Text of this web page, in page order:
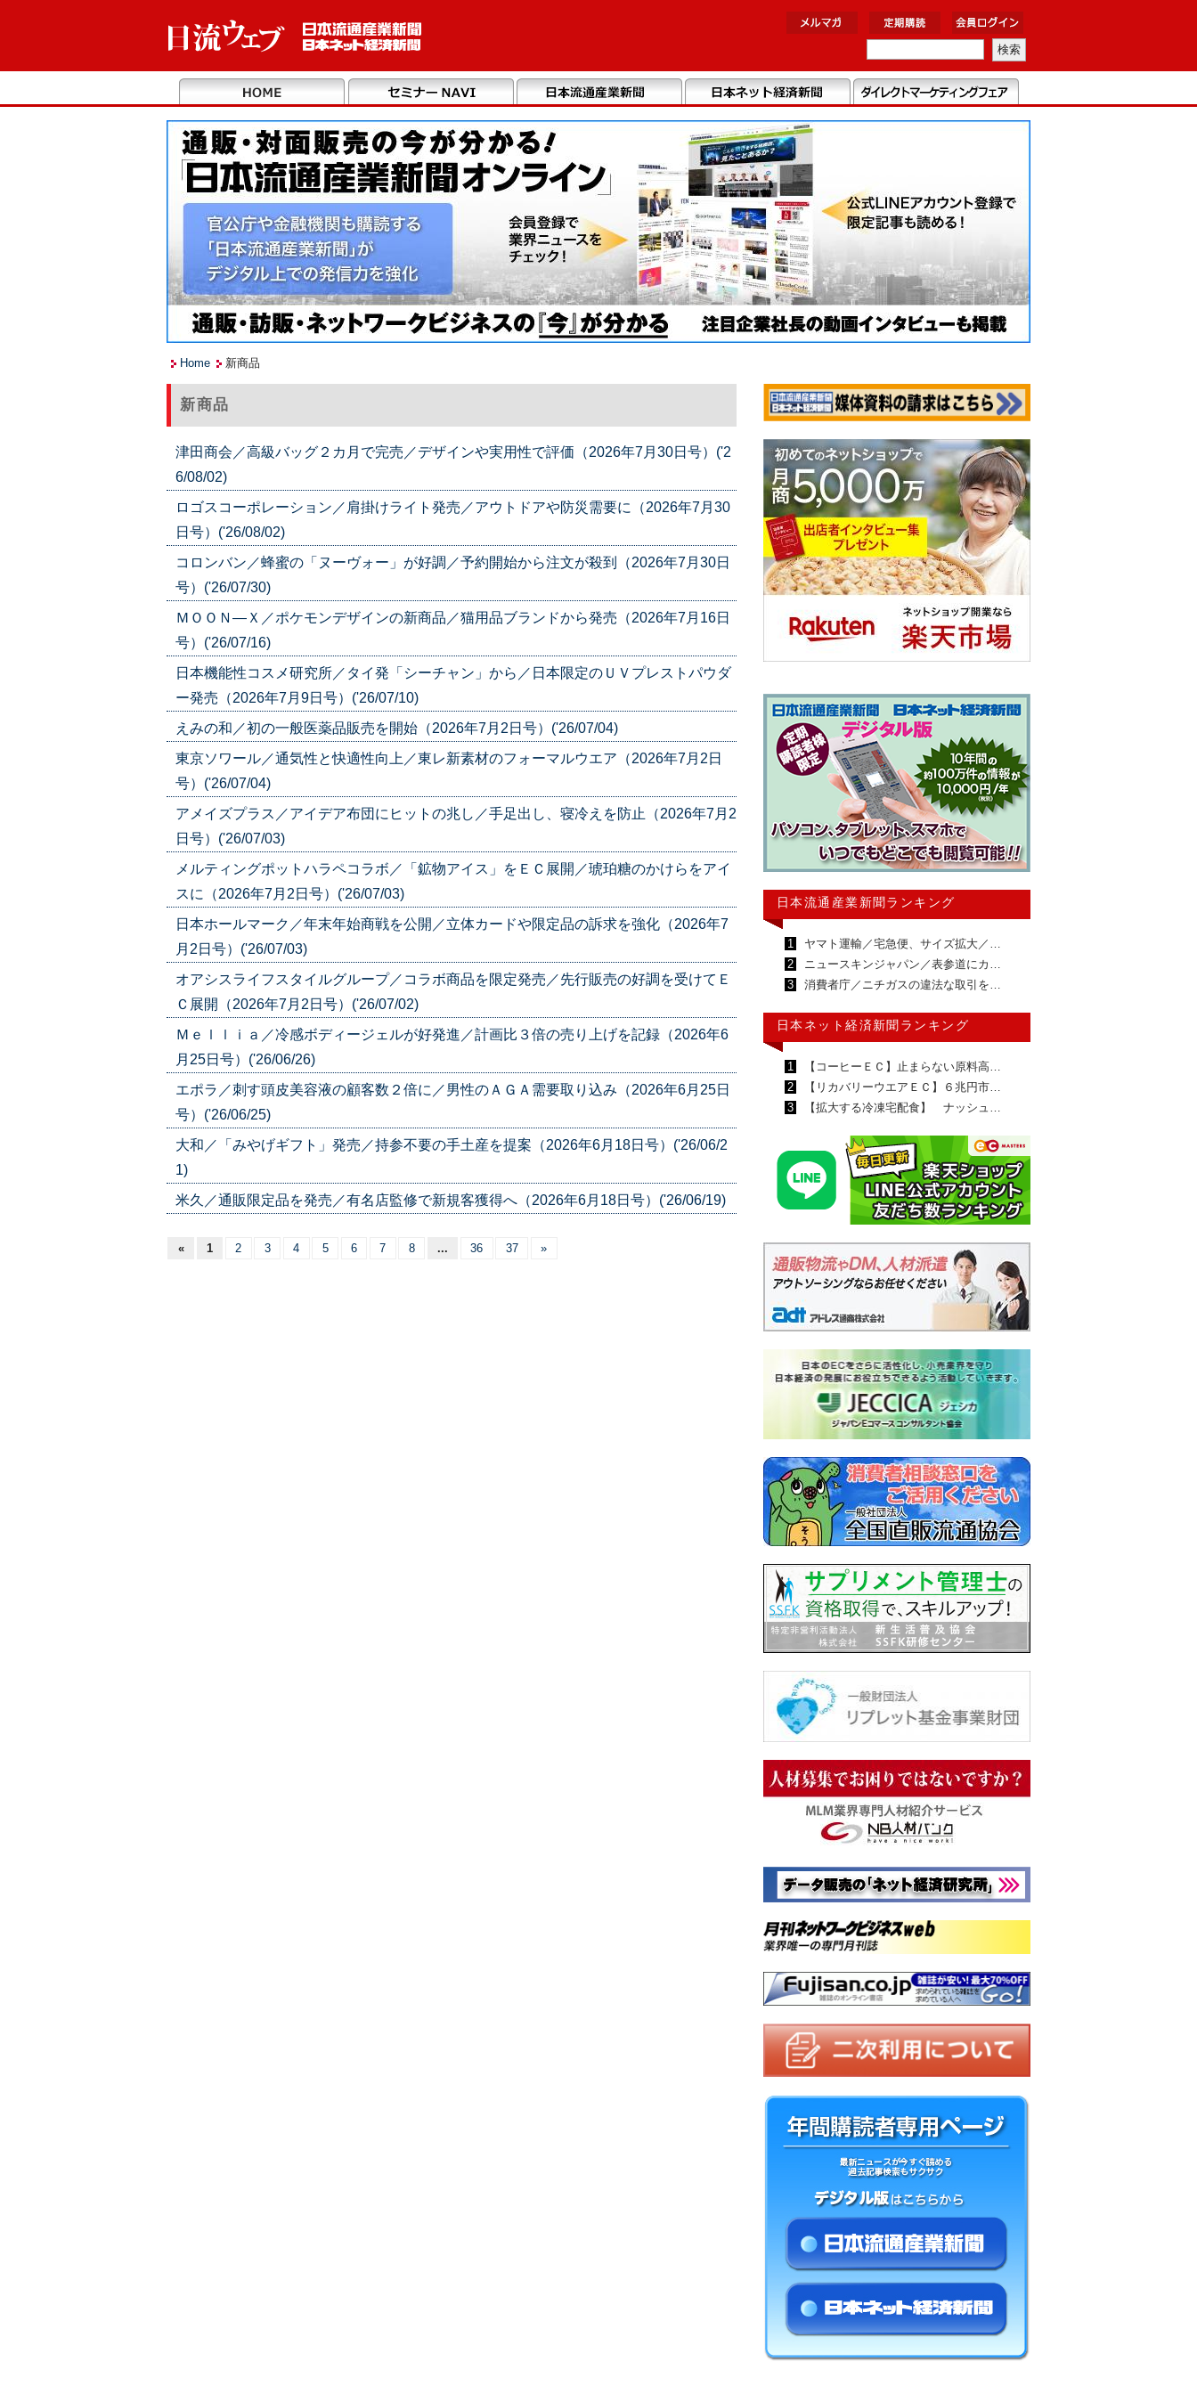
Home 新商品
新商品
津田商会／高級バッグ２カ月で完売／デザインや実用性で評価（2026年7月30日号）('2
6/08/02)
ロゴスコーポレーション／肩掛けライト発売／アウトドアや防災需要に（2026年7月30
日号）('26/08/02)
コロンバン／蜂蜜の「ヌーヴォー」が好調／予約開始から注文が殺到（2026年7月30日
号）('26/07/30)
ＭＯＯＮ―Ｘ／ポケモンデザインの新商品／猫用品ブランドから発売（2026年7月16日
号）('26/07/16)
日本機能性コスメ研究所／タイ発「シーチャン」から／日本限定のＵＶプレストパウダ
ー発売（2026年7月9日号）('26/07/10)
えみの和／初の一般医薬品販売を開始（2026年7月2日号）('26/07/04)
東京ソワール／通気性と快適性向上／東レ新素材のフォーマルウエア（2026年7月2日
号）('26/07/04)
アメイズプラス／アイデア布団にヒットの兆し／手足出し、寝冷えを防止（2026年7月2
日号）('26/07/03)
メルティングポットハラペコラボ／「鉱物アイス」をＥＣ展開／琥珀糖のかけらをアイ
スに（2026年7月2日号）('26/07/03)
日本ホールマーク／年末年始商戦を公開／立体カードや限定品の訴求を強化（2026年7
月2日号）('26/07/03)
オアシスライフスタイルグループ／コラボ商品を限定発売／先行販売の好調を受けてＥ
Ｃ展開（2026年7月2日号）('26/07/02)
Ｍｅｌｌｉａ／冷感ボディージェルが好発進／計画比３倍の売り上げを記録（2026年6
月25日号）('26/06/26)
エポラ／刺す頭皮美容液の顧客数２倍に／男性のＡＧＡ需要取り込み（2026年6月25日
号）('26/06/25)
大和／「みやげギフト」発売／持参不要の手土産を提案（2026年6月18日号）('26/06/2
1)
米久／通販限定品を発売／有名店監修で新規客獲得へ（2026年6月18日号）('26/06/19)
« 1 2 3 4 5 6 7 8 ... 36 37 »
日本流通産業新聞ランキング
1
ヤマト運輸／宅急便、サイズ拡大／…
2
ニュースキンジャパン／表参道にカ…
3
消費者庁／ニチガスの違法な取引を…
日本ネット経済新聞ランキング
1
【コーヒーＥＣ】止まらない原料高…
2
【リカバリーウエアＥＣ】６兆円市…
3
【拡大する冷凍宅配食】 ナッシュ…